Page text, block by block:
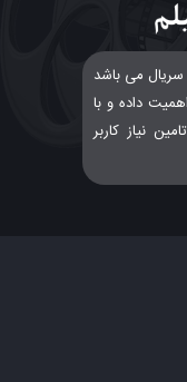
سریال می باشد
داده و با
نیاز کاربر